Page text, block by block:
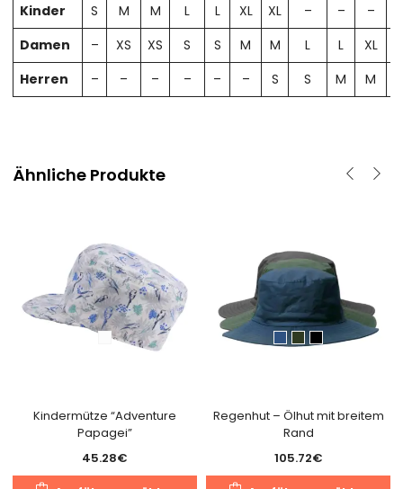
Kinder
S M M L L XL XL – – –
Damen
– XS XS S S M M L L XL
Herren
– – – – – – S S M M
Ähnliche Produkte
Kindermütze “Adventure
Papagei”
45.28€
Dieses
Regenhut – Ölhut mit breitem
Rand
105.72€